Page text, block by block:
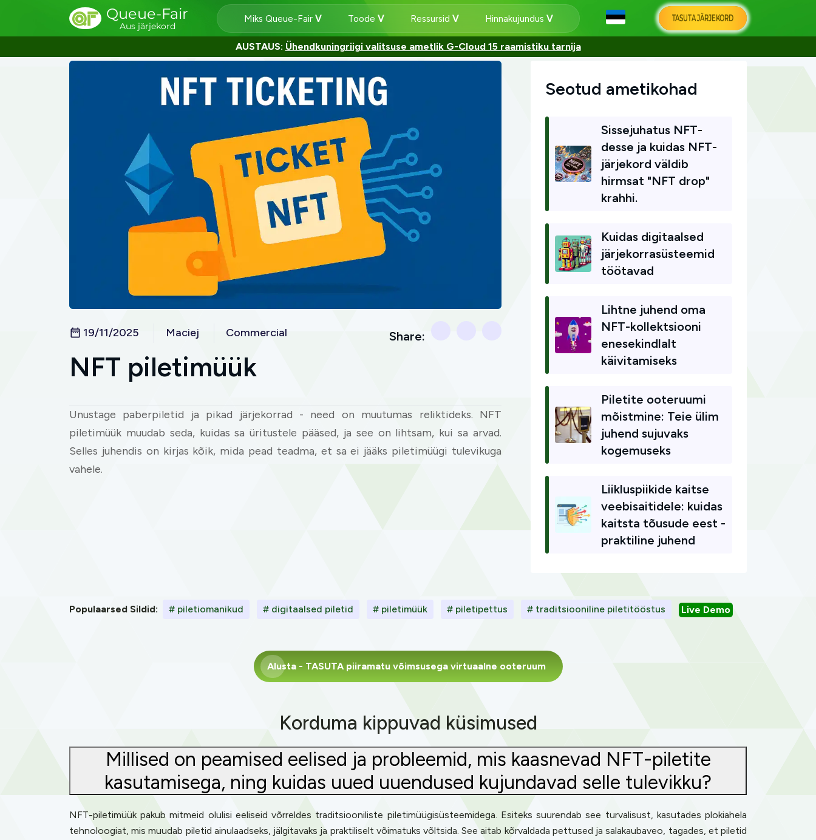
Queue-Fair
Aus järjekord
Miks Queue-Fair Toode Ressursid Hinnakujundus TASUTA JÄRJEKORD
AUSTAUS: Ühendkuningriigi valitsuse ametlik G-Cloud 15 raamistiku tarnija
19/11/2025 Maciej Commercial Share:
NFT piletimüük
Unustage paberpiletid ja pikad järjekorrad - need on muutumas reliktideks. NFT
piletimüük muudab seda, kuidas sa üritustele pääsed, ja see on lihtsam, kui sa arvad.
Selles juhendis on kirjas kõik, mida pead teadma, et sa ei jääks piletimüügi tulevikuga
vahele.
Seotud ametikohad
Sissejuhatus NFT-
desse ja kuidas NFT-
järjekord väldib
hirmsat "NFT drop"
krahhi.
Kuidas digitaalsed
järjekorrasüsteemid
töötavad
Lihtne juhend oma
NFT-kollektsiooni
enesekindlalt
käivitamiseks
Piletite ooteruumi
mõistmine: Teie ülim
juhend sujuvaks
kogemuseks
Liikluspiikide kaitse
veebisaitidele: kuidas
kaitsta tõusude eest -
praktiline juhend
Populaarsed Sildid: # piletiomanikud # digitaalsed piletid # piletimüük # piletipettus # traditsiooniline piletitööstus Live Demo
Alusta- TASUTA piiramatu võimsusega virtuaalne ooteruum
Korduma kippuvad küsimused
Millised on peamised eelised ja probleemid, mis kaasnevad NFT-piletite
kasutamisega, ning kuidas uued uuendused kujundavad selle tulevikku?
NFT-piletimüük pakub mitmeid olulisi eeliseid võrreldes traditsiooniliste piletimüügisüsteemidega. Esiteks suurendab see turvalisust, kasutades plokiahela
tehnoloogiat, mis muudab piletid ainulaadseks, jälgitavaks ja praktiliselt võimatuks võltsida. See aitab kõrvaldada pettused ja salakaubaveo, tagades, et piletid